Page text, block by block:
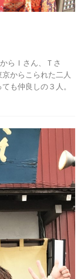
らＩさん、Ｔさ
からこられた二人
も仲良しの３人。